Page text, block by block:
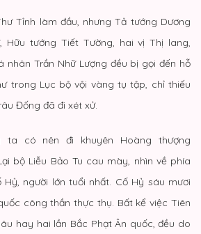
Tỉnh làm đầu, nhưng Tả tướng Dương
Hữu tướng Tiết Tường, hai vị Thị lang,
nhân Trần Nhữ Lượng đều bị gọi đến hỗ
trong Lục bộ vội vàng tụ tập, chỉ thiếu
Đống đã đi xét xử.
ta có nên đi khuyên Hoàng thượng
bộ Liễu Bảo Tu cau mày, nhìn về phía
người lớn tuổi nhất. Cố Hỷ sáu mươi
công thần thực thụ. Bất kể việc Tiên
hay hai lần Bắc Phạt Ân quốc, đều do